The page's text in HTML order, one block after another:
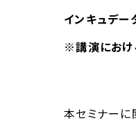
インキュデ
※講演におけ
本セミナーに